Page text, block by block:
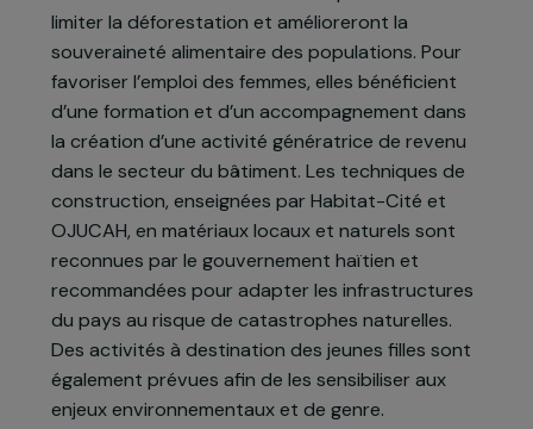
Pour répondre à cette problématique, Habitat-
Cité et son partenaire OJUCAH ont lancé un
projet de création de forêts comestibles, par les
femmes des communautés locales, afin de lutter
contre la déforestation et diversifier les cultures
vivrières. Les forets comestibles permettront de
limiter la déforestation et amélioreront la
souveraineté alimentaire des populations. Pour
favoriser l’emploi des femmes, elles bénéficient
d’une formation et d’un accompagnement dans
la création d’une activité génératrice de revenu
dans le secteur du bâtiment. Les techniques de
construction, enseignées par Habitat-Cité et